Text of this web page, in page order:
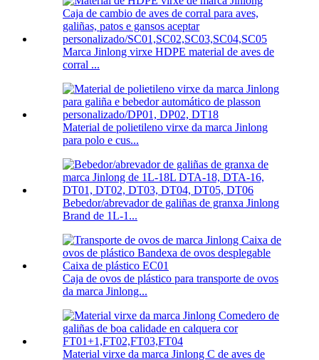
Marca Jinlong virxe HDPE material de aves de
corral ...
Material de polietileno virxe da marca Jinlong
para polo e cus...
Bebedor/abrevador de galiñas de granxa Jinlong
Brand de 1L-1...
Caja de ovos de plástico para transporte de ovos
da marca Jinlong...
Material virxe da marca Jinlong C de aves de